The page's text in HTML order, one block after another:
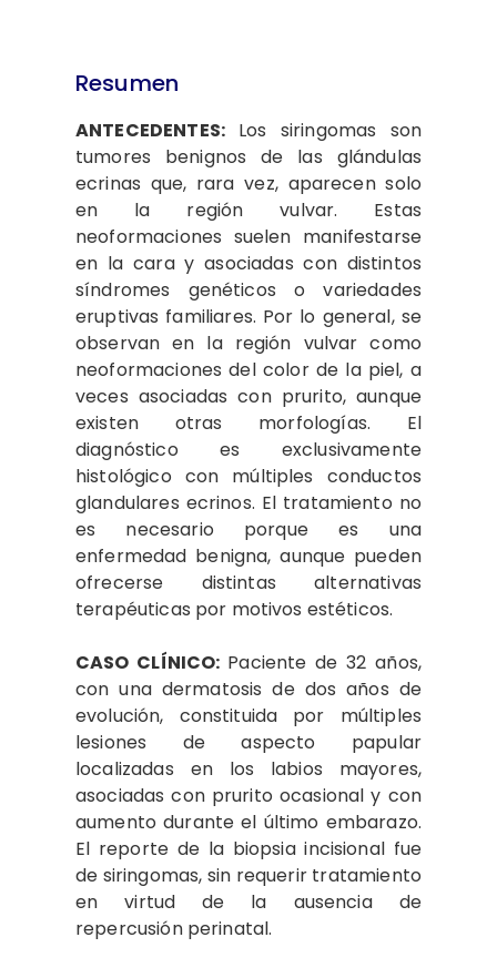
Resumen
ANTECEDENTES:Los siringomas son
tumores benignos de las glándulas
ecrinas que, rara vez, aparecen solo
en la región vulvar. Estas
neoformaciones suelen manifestarse
en la cara y asociadas con distintos
síndromes genéticos o variedades
eruptivas familiares. Por lo general, se
observan en la región vulvar como
neoformaciones del color de la piel, a
veces asociadas con prurito, aunque
existen otras morfologías. El
diagnóstico es exclusivamente
histológico con múltiples conductos
glandulares ecrinos. El tratamiento no
es necesario porque es una
enfermedad benigna, aunque pueden
ofrecerse distintas alternativas
terapéuticas por motivos estéticos.
CASO CLÍNICO: Paciente de 32 años,
con una dermatosis de dos años de
evolución, constituida por múltiples
lesiones de aspecto papular
localizadas en los labios mayores,
asociadas con prurito ocasional y con
aumento durante el último embarazo.
El reporte de la biopsia incisional fue
de siringomas, sin requerir tratamiento
en virtud de la ausencia de
repercusión perinatal.